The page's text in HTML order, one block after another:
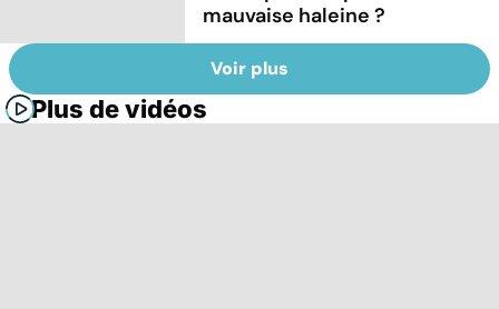
mauvaise haleine ?
Voir plus
Plus de vidéos